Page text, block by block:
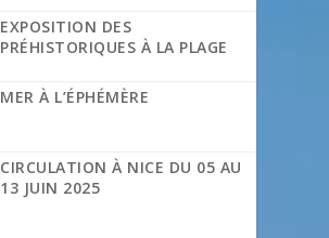
EXPOSITION DES
PRÉHISTORIQUES À LA PLAGE
MER À L’ÉPHÉMÈRE
CIRCULATION À NICE DU 05 AU
13 JUIN 2025